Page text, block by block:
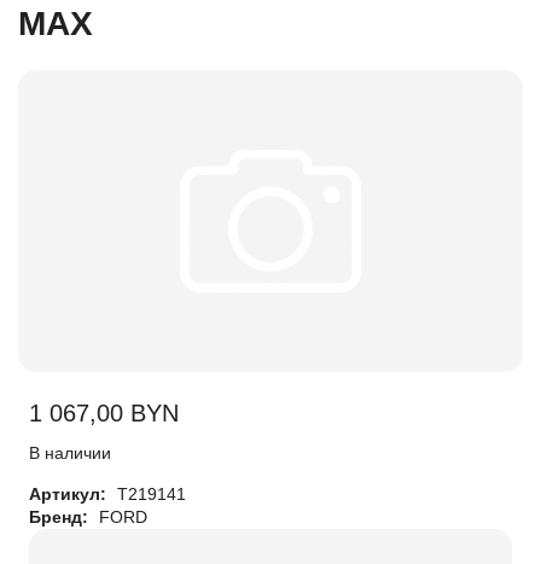
MAX
1 067,00 BYN
В наличии
Артикул:
T219141
Бренд:
FORD